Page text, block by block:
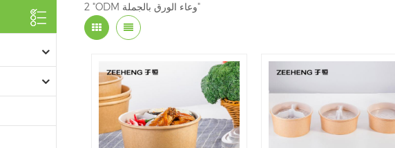
2 "ODM وعاء الورق بالجملة"